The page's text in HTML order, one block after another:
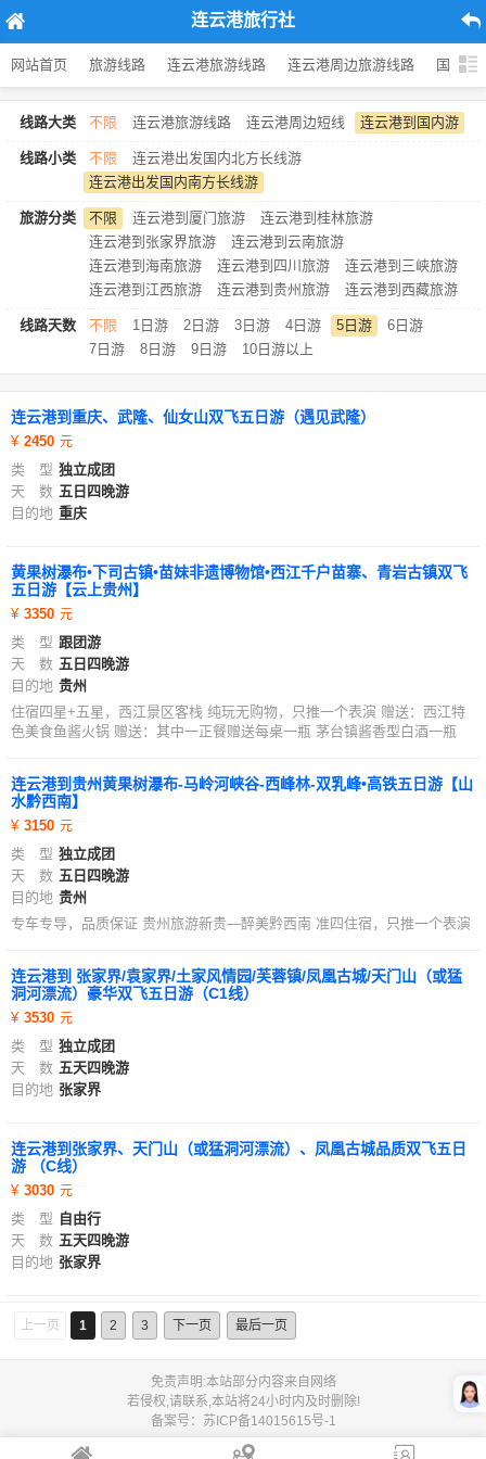
连云港旅行社
网站首页 旅游线路 连云港旅游线路 连云港周边旅游线路 国内旅
线路大类 不限 连云港旅游线路 连云港周边短线 连云港到国内游
线路小类 不限
连云港出发国内北方长线游
连云港出发国内南方长线游
旅游分类 不限 连云港到厦门旅游
连云港到桂林旅游
连云港到张家界旅游
连云港到云南旅游
连云港到海南旅游
连云港到四川旅游
连云港到三峡旅游
连云港到江西旅游
连云港到贵州旅游 连云港到西藏旅游
线路天数 不限 1日游 2日游 3日游 4日游 5日游
6日游
7日游
8日游 9日游 10日游以上
连云港到重庆、武隆、仙女山双飞五日游（遇见武隆）
2450
类 型 独立成团
天 数 五日四晚游
目的地 重庆
黄果树瀑布•下司古镇•苗妹非遗博物馆•西江千户苗寨、青岩古镇双飞
五日游【云上贵州】
3350
类 型 跟团游
天 数 五日四晚游
目的地 贵州
住宿四星+五星，西江景区客栈 纯玩无购物，只推一个表演 赠送：西江特
色美食鱼酱火锅 赠送：其中一正餐赠送每桌一瓶 茅台镇酱香型白酒一瓶
连云港到贵州黄果树瀑布-马岭河峡谷-西峰林-双乳峰•高铁五日游【山
水黔西南】
3150
类 型 独立成团
天 数 五日四晚游
目的地 贵州
专车专导，品质保证 贵州旅游新贵—醉美黔西南 准四住宿，只推一个表演
连云港到 张家界/袁家界/土家风情园/芙蓉镇/凤凰古城/天门山（或猛
洞河漂流）豪华双飞五日游（C1线）
3530
类 型 独立成团
天 数 五天四晚游
目的地 张家界
连云港到张家界、天门山（或猛洞河漂流）、凤凰古城品质双飞五日
游 （C线）
3030
类 型 自由行
天 数 五天四晚游
目的地 张家界
上一页 1 2 3 下一页 最后一页
免责声明:本站部分内容来自网络
若侵权,请联系,本站将24小时内及时删除!
备案号：
苏ICP备14015615号-1